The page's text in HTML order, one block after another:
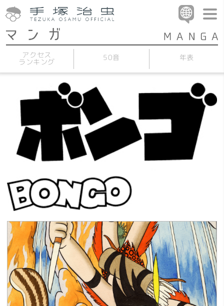
アクセス
ランキング 50音 年表